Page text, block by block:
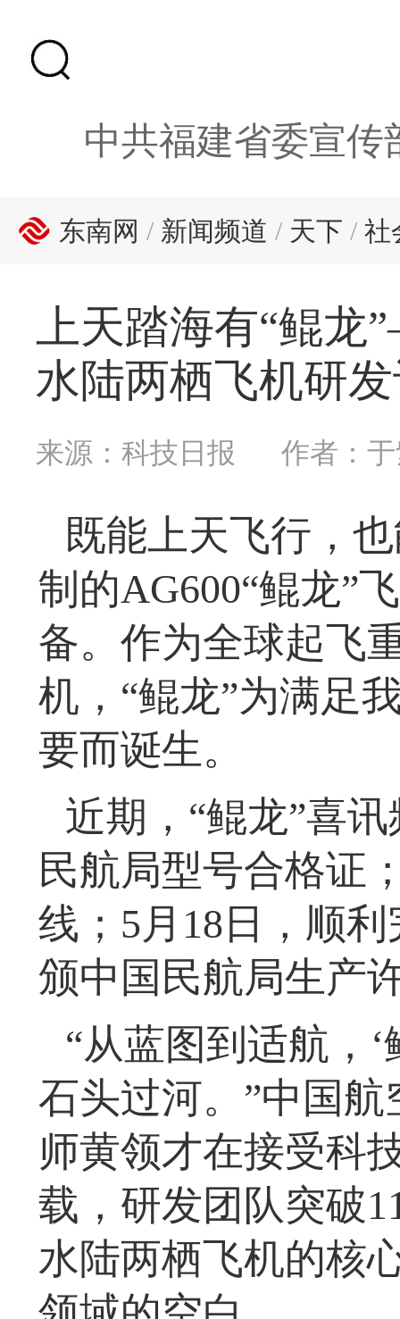
中共福建省委宣传
东南网 / 新闻频道 / 天下 / 社
上天踏海有“鲲
水陆两栖飞机研
来源：科技日报 作者：
既能上天飞行，
制的AG600“鲲龙”
备。作为全球起飞
机，“鲲龙”为满足
要而诞生。
近期，“鲲龙”喜
民航局型号合格证
线；5月18日，顺
颁中国民航局生产
“从蓝图到适航，
石头过河。”中国
师黄领才在接受科
载，研发团队突破
水陆两栖飞机的核